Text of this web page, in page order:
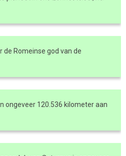
de Romeinse god van de
ongeveer 120.536 kilometer aan